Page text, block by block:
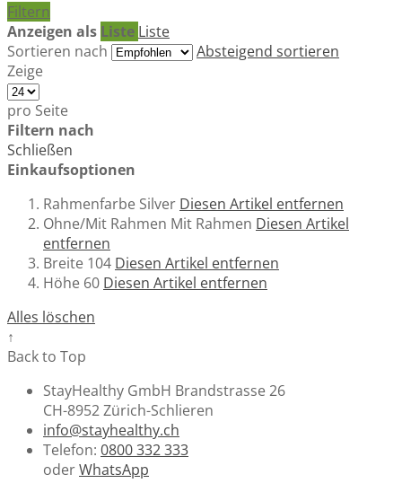
Filtern
Anzeigen als Liste Liste
Sortieren nach
Absteigend sortieren
Zeige
pro Seite
Filtern nach
Schließen
Einkaufsoptionen
Rahmenfarbe Silver Diesen Artikel entfernen
Ohne/Mit Rahmen Mit Rahmen Diesen Artikel
entfernen
Breite 104 Diesen Artikel entfernen
Höhe 60 Diesen Artikel entfernen
Alles löschen
↑
Back to Top
StayHealthy GmbH Brandstrasse 26
CH-8952 Zürich-Schlieren
info@stayhealthy.ch
Telefon: 0800 332 333
oderWhatsApp